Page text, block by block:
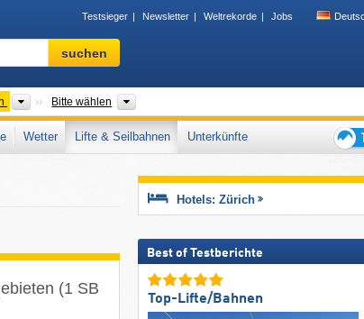
Testsieger Newsletter Weltrekorde Jobs
Skigebiet,
Region,
…
suchen
Großregionen
Bitte wählen
Wetter Lifte & Seilbahnen
Unterkünfte
für
(1 SB
Hotels: Zürich
Best of Testberichte
Top-Lifte/Bahnen